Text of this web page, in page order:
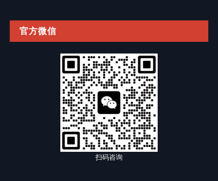
官方微信
扫码咨询